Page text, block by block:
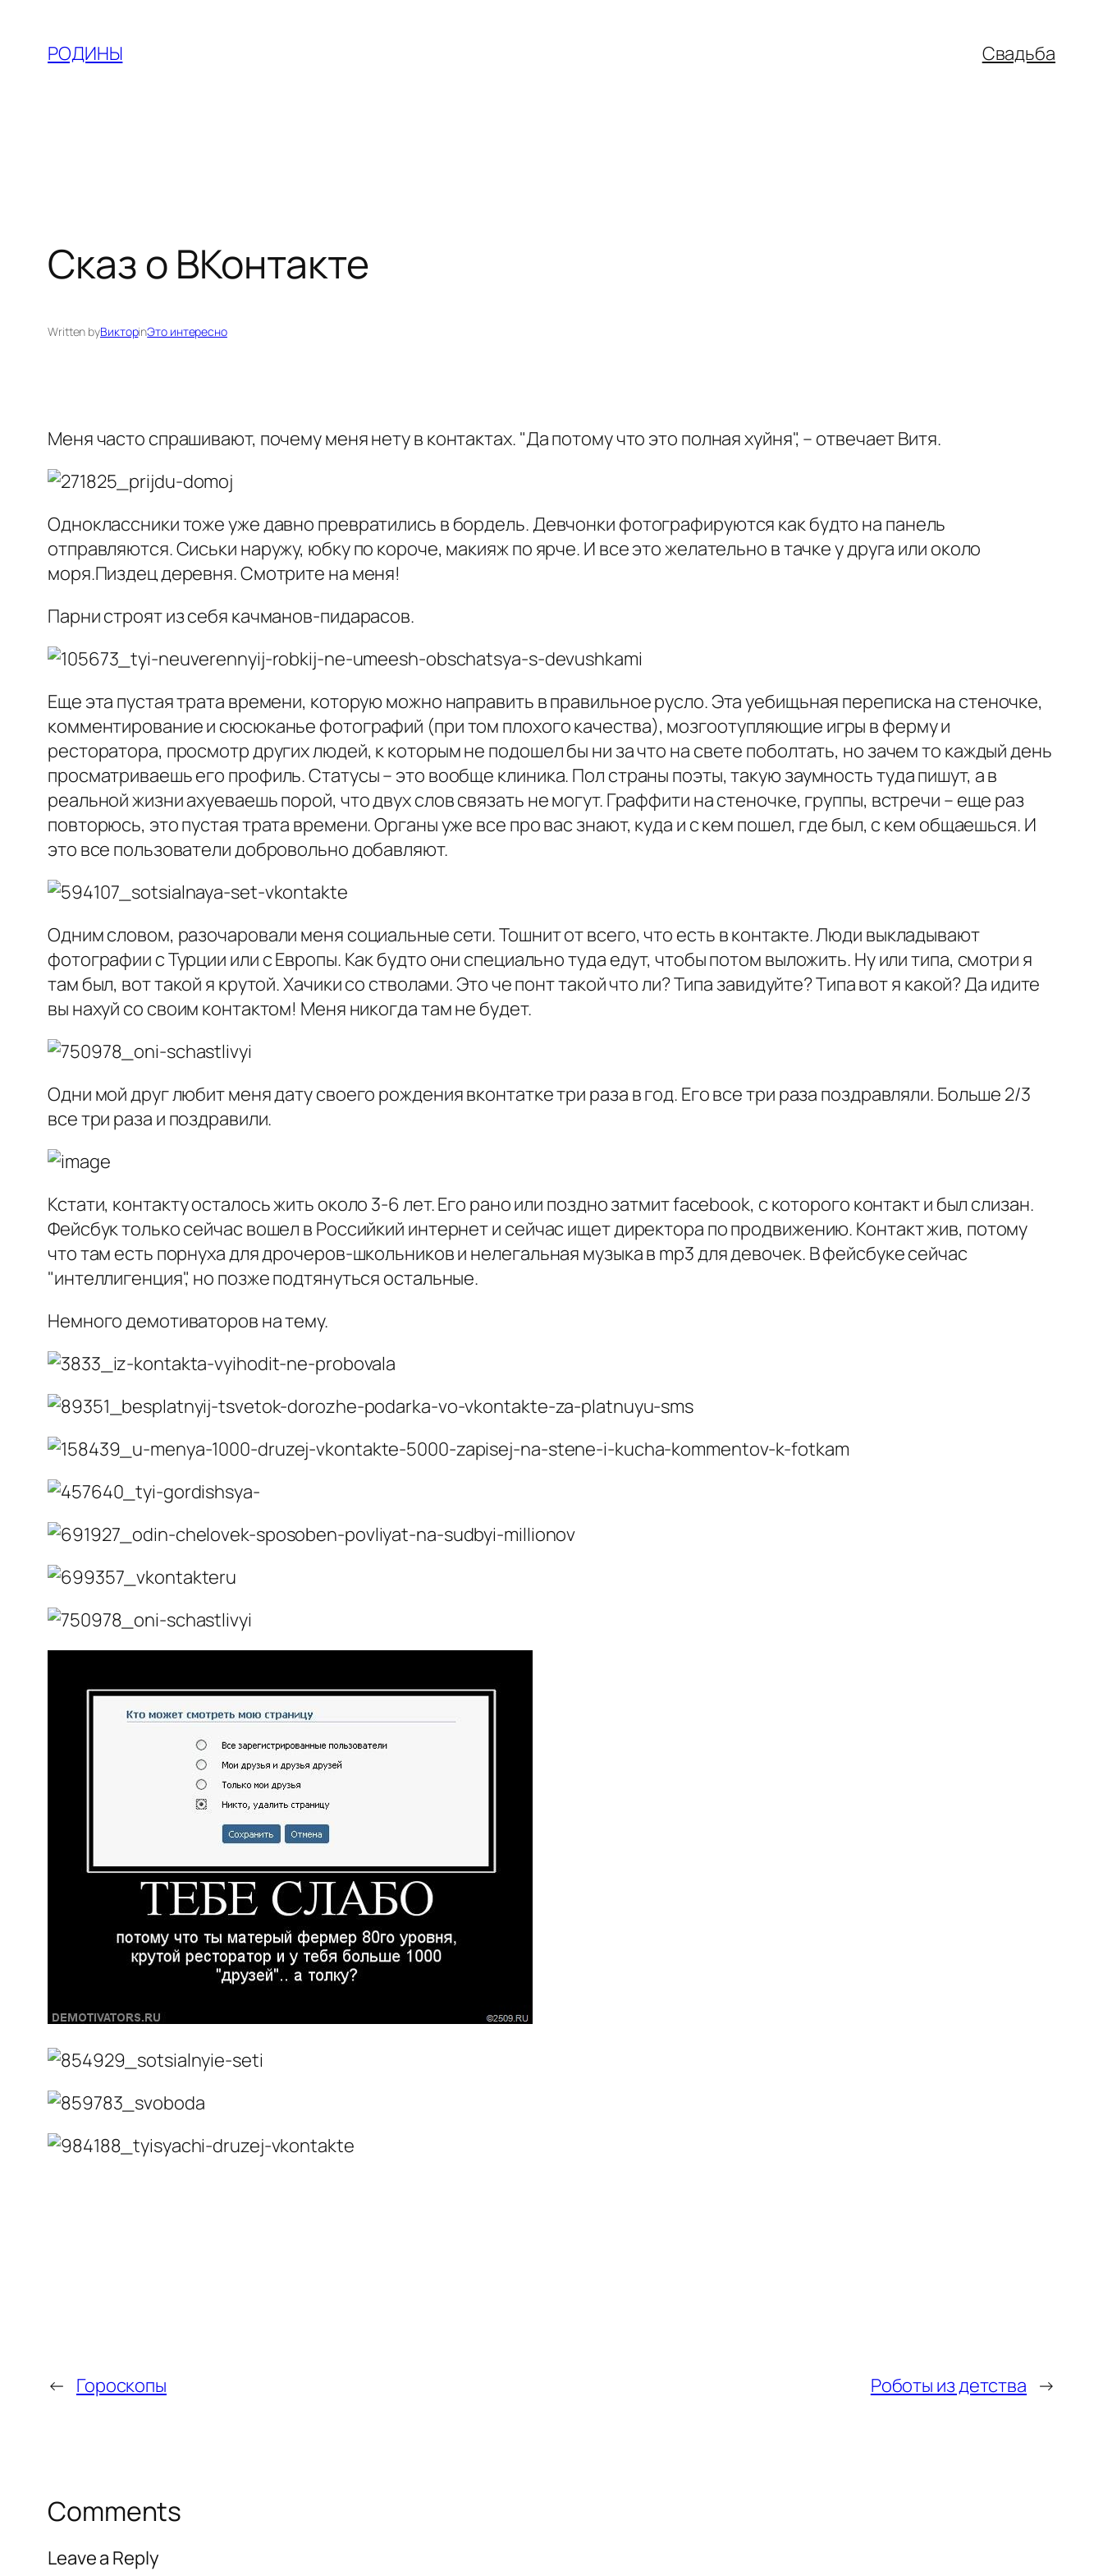
content
РОДИНЫ Свадьба
Сказ о ВКонтакте
Written byВикторinЭто интересно
Меня часто спрашивают, почему меня нету в контактах. "Да потому что это полная хуйня", – отвечает Витя.
Одноклассники тоже уже давно превратились в бордель. Девчонки фотографируются как будто на панель
отправляются. Сиськи наружу, юбку по короче, макияж по ярче. И все это желательно в тачке у друга или около
моря.Пиздец деревня. Смотрите на меня!
Парни строят из себя качманов-пидарасов.
Еще эта пустая трата времени, которую можно направить в правильное русло. Эта уебищьная переписка на стеночке,
комментирование и сюсюканье фотографий (при том плохого качества), мозгоотупляющие игры в ферму и
ресторатора, просмотр других людей, к которым не подошел бы ни за что на свете поболтать, но зачем то каждый день
просматриваешь его профиль. Статусы – это вообще клиника. Пол страны поэты, такую заумность туда пишут, а в
реальной жизни ахуеваешь порой, что двух слов связать не могут. Граффити на стеночке, группы, встречи – еще раз
повторюсь, это пустая трата времени. Органы уже все про вас знают, куда и с кем пошел, где был, с кем общаешься. И
это все пользователи добровольно добавляют.
Одним словом, разочаровали меня социальные сети. Тошнит от всего, что есть в контакте. Люди выкладывают
фотографии с Турции или с Европы. Как будто они специально туда едут, чтобы потом выложить. Ну или типа, смотри я
там был, вот такой я крутой. Хачики со стволами. Это че понт такой что ли? Типа завидуйте? Типа вот я какой? Да идите
вы нахуй со своим контактом! Меня никогда там не будет.
Одни мой друг любит меня дату своего рождения вконтатке три раза в год. Его все три раза поздравляли. Больше 2/3
все три раза и поздравили.
Кстати, контакту осталось жить около 3-6 лет. Его рано или поздно затмит facebook, с которого контакт и был слизан.
Фейсбук только сейчас вошел в Российкий интернет и сейчас ищет директора по продвижению. Контакт жив, потому
что там есть порнуха для дрочеров-школьников и нелегальная музыка в mp3 для девочек. В фейсбуке сейчас
"интеллигенция", но позже подтянуться остальные.
Немного демотиваторов на тему.
← Гороскопы Роботы из детства →
Comments
Leave a Reply